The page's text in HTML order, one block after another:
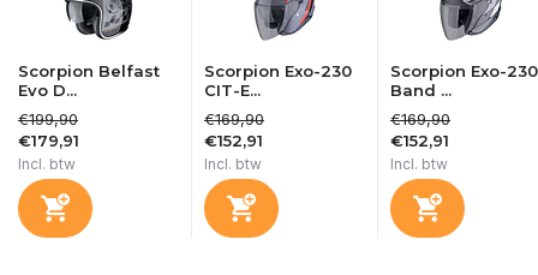
Scorpion Belfast
Evo D...
€199,90
€179,91
Incl. btw
Scorpion Exo-230
CIT-E...
€169,90
€152,91
Incl. btw
Scorpion Exo-230
Band ...
€169,90
€152,91
Incl. btw